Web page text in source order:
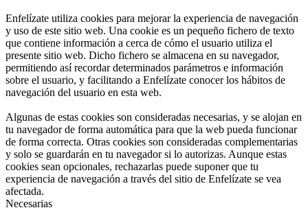
Enfelízate utiliza cookies para mejorar la experiencia de navegación
y uso de este sitio web. Una cookie es un pequeño fichero de texto
que contiene información a cerca de cómo el usuario utiliza el
presente sitio web. Dicho fichero se almacena en su navegador,
permitiendo así recordar determinados parámetros e información
sobre el usuario, y facilitando a Enfelízate conocer los hábitos de
navegación del usuario en esta web.
Algunas de estas cookies son consideradas necesarias, y se alojan en
tu navegador de forma automática para que la web pueda funcionar
de forma correcta. Otras cookies son consideradas complementarias
y solo se guardarán en tu navegador si lo autorizas. Aunque estas
cookies sean opcionales, rechazarlas puede suponer que tu
experiencia de navegación a través del sitio de Enfelízate se vea
afectada.
Necesarias